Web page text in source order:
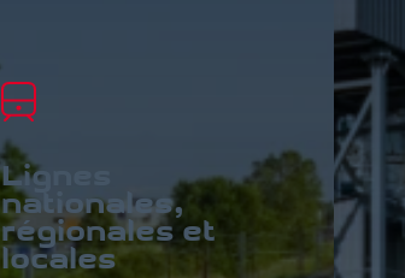
Lignes
nationales,
régionales et
locales